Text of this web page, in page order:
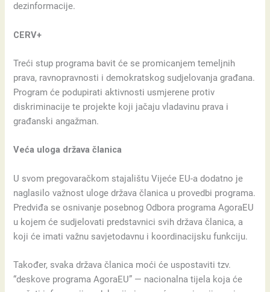
dezinformacije.
CERV+
Treći stup programa bavit će se promicanjem temeljnih
prava, ravnopravnosti i demokratskog sudjelovanja građana.
Program će podupirati aktivnosti usmjerene protiv
diskriminacije te projekte koji jačaju vladavinu prava i
građanski angažman.
Veća uloga država članica
U svom pregovaračkom stajalištu Vijeće EU-a dodatno je
naglasilo važnost uloge država članica u provedbi programa.
Predviđa se osnivanje posebnog Odbora programa AgoraEU
u kojem će sudjelovati predstavnici svih država članica, a
koji će imati važnu savjetodavnu i koordinacijsku funkciju.
Također, svaka država članica moći će uspostaviti tzv.
“deskove programa AgoraEU” — nacionalna tijela koja će